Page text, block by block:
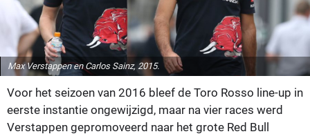
Max Verstappen en Carlos Sainz, 2015.
Voor het seizoen van 2016 bleef de Toro Rosso line-up in
eerste instantie ongewijzigd, maar na vier races werd
Verstappen gepromoveerd naar het grote Red Bull